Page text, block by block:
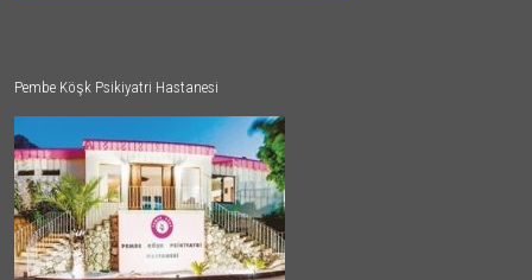
Pembe Köşk Psikiyatri Hastanesi